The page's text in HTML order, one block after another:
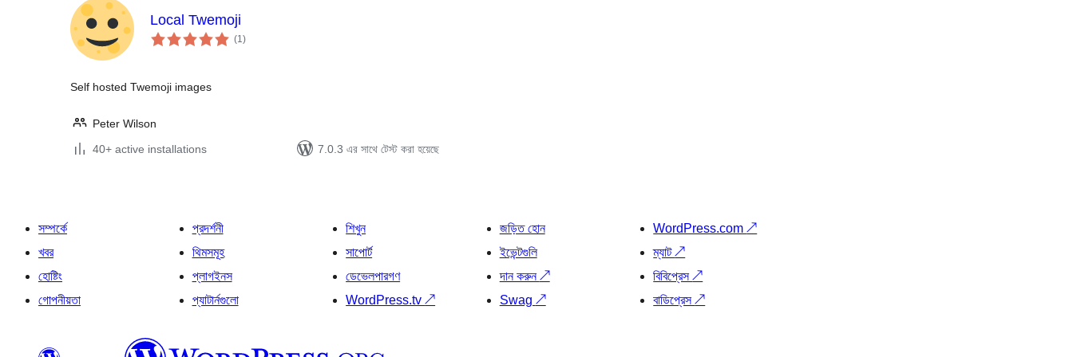
Local Twemoji
(1total
ratings
)
Self hosted Twemoji images
Peter Wilson
40+ active installations
7.0.3 এর সাথে টেস্ট করা হয়েছে
সম্পর্কে
খবর
হোষ্টিং
গোপনীয়তা
প্রদর্শনী
থিমসমূহ
প্লাগইনস
প্যাটার্নগুলো
শিখুন
সাপোর্ট
ডেভেলপারগণ
WordPress.tv↗
জড়িত হোন
ইভেন্টগুলি
দান করুন↗
Swag ↗
WordPress.com↗
ম্যাট↗
বিবিপ্রেস↗
বাডিপ্রেস↗